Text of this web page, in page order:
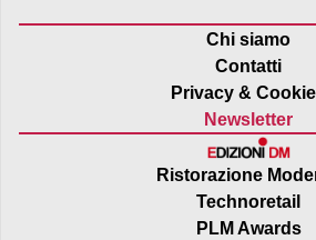
Chi siamo
Contatti
Privacy &
Newsletter
Ristorazione
Technoretail
PLM Awards